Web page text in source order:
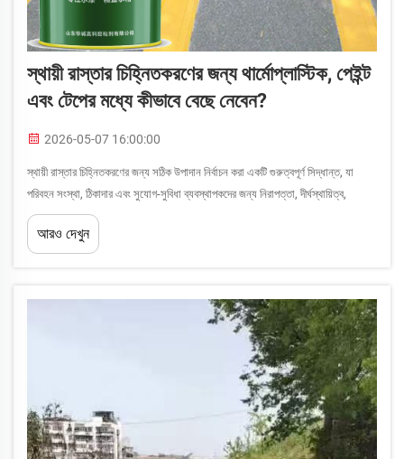
স্থায়ী রাস্তার চিহ্নিতকরণের জন্য থার্মোপ্লাস্টিক, পেইন্ট
এবং টেপের মধ্যে কীভাবে বেছে নেবেন?
2026-05-07 16:00:00
স্থায়ী রাস্তার চিহ্নিতকরণের জন্য সঠিক উপাদান নির্বাচন করা একটি গুরুত্বপূর্ণ সিদ্ধান্ত, যা
পরিবহন সংস্থা, ঠিকাদার এবং সুযোগ-সুবিধা ব্যবস্থাপকদের জন্য নিরাপত্তা, দীর্ঘস্থায়িত্ব,
দৃশ্যমানতা এবং জীবনচক্র খরচের উপর প্রভাব ফেলে। তিনটি প্রধান বিকল্প—থার্মোপ্লাস্টিক, ...
আরও দেখুন